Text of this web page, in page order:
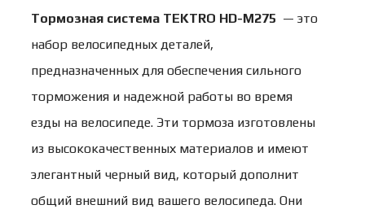
Тормозная система TEKTRO HD-M275 — это
набор велосипедных деталей,
предназначенных для обеспечения сильного
торможения и надежной работы во время
езды на велосипеде. Эти тормоза изготовлены
из высококачественных материалов и имеют
элегантный черный вид, который дополнит
общий внешний вид вашего велосипеда. Они